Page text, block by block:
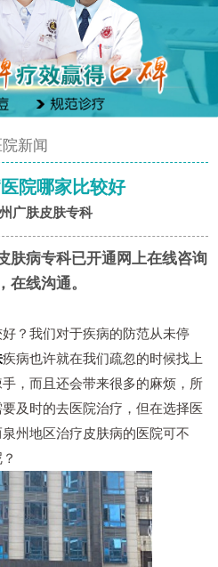
院新闻
院哪家比较好
广肤皮肤专科
肤病专科已开通网上在线咨询
在线沟通。
我们对于疾病的防范从未停
疾病也许就在我们疏忽的时候找上
，而且还会带来很多的麻烦，所
及时的去医院治疗，但在选择医
州地区治疗皮肤病的医院可不